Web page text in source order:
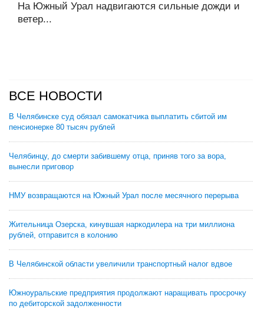
На Южный Урал надвигаются сильные дожди и
ветер...
ВСЕ НОВОСТИ
В Челябинске суд обязал самокатчика выплатить сбитой им
пенсионерке 80 тысяч рублей
Челябинцу, до смерти забившему отца, приняв того за вора,
вынесли приговор
НМУ возвращаются на Южный Урал после месячного перерыва
Жительница Озерска, кинувшая наркодилера на три миллиона
рублей, отправится в колонию
В Челябинской области увеличили транспортный налог вдвое
Южноуральские предприятия продолжают наращивать просрочку
по дебиторской задолженности